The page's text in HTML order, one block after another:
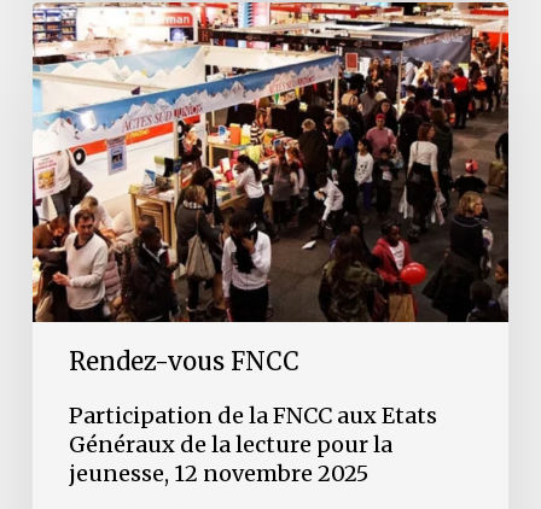
Rendez-vous FNCC
Participation
de
la
FNCC
aux
Etats
Généraux
de
la
lecture
pour
la
jeunesse,
12
novembre
2025
Participation de la FNCC aux Etats
Généraux de la lecture pour la
jeunesse, 12 novembre 2025